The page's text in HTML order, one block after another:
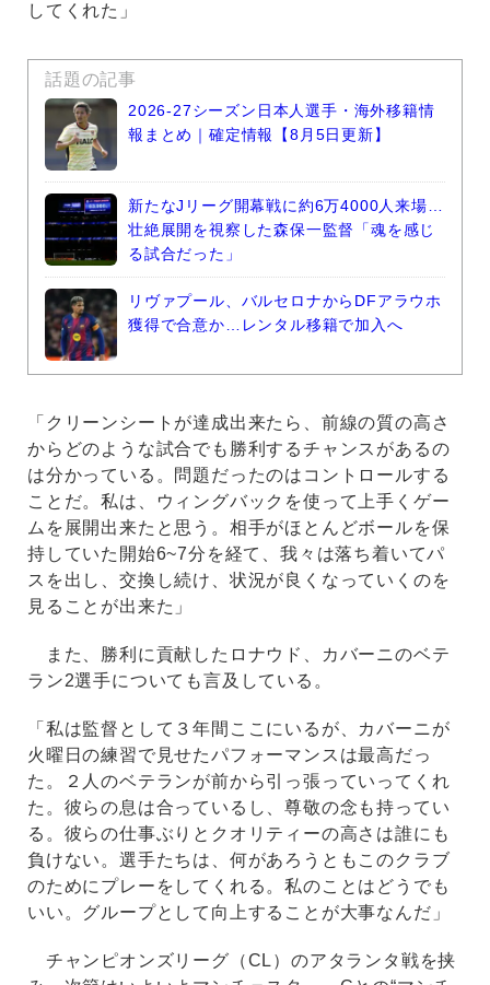
してくれた」
話題の記事
2026-27シーズン日本人選手・海外移籍情
報まとめ｜確定情報【8月5日更新】
新たなJリーグ開幕戦に約6万4000人来場…
壮絶展開を視察した森保一監督「魂を感じ
る試合だった」
リヴァプール、バルセロナからDFアラウホ
獲得で合意か…レンタル移籍で加入へ
「クリーンシートが達成出来たら、前線の質の高さ
からどのような試合でも勝利するチャンスがあるの
は分かっている。問題だったのはコントロールする
ことだ。私は、ウィングバックを使って上手くゲー
ムを展開出来たと思う。相手がほとんどボールを保
持していた開始6~7分を経て、我々は落ち着いてパ
スを出し、交換し続け、状況が良くなっていくのを
見ることが出来た」
また、勝利に貢献したロナウド、カバーニのベテ
ラン2選手についても言及している。
「私は監督として３年間ここにいるが、カバーニが
火曜日の練習で見せたパフォーマンスは最高だっ
た。２人のベテランが前から引っ張っていってくれ
た。彼らの息は合っているし、尊敬の念も持ってい
る。彼らの仕事ぶりとクオリティーの高さは誰にも
負けない。選手たちは、何があろうともこのクラブ
のためにプレーをしてくれる。私のことはどうでも
いい。グループとして向上することが大事なんだ」
チャンピオンズリーグ（CL）のアタランタ戦を挟